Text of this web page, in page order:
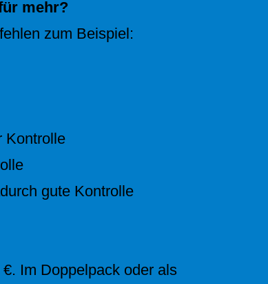
mehr?
zum Beispiel:
Kontrolle
gute Kontrolle
Im Doppelpack oder als